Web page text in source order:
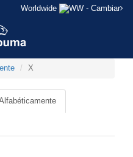
Worldwide - Cambiar
X